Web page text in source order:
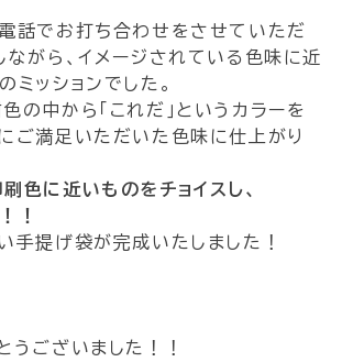
話でお打ち合わせをさせていただ
ながら、イメージされている色味に近
ミッションでした。
の中から｢これだ｣というカラーを
ご満足いただいた色味に仕上がり
色に近いものをチョイスし、
！
手提げ袋が完成いたしました！
うございました！！